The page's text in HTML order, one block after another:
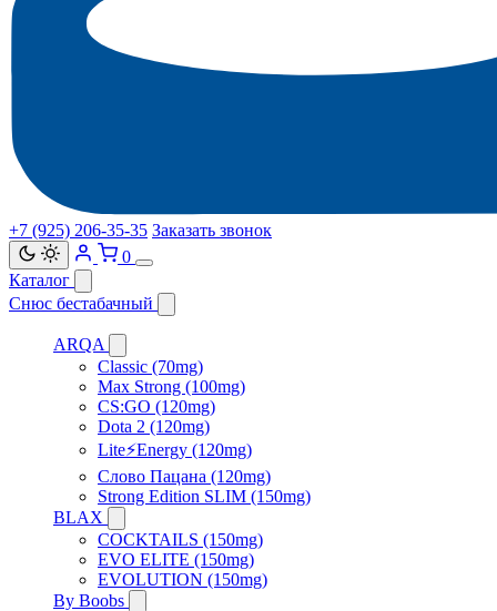
+7 (925) 206‑35‑35 Заказать звонок
0
Каталог
Снюс бестабачный
ARQA
Classic (70mg)
Max Strong (100mg)
CS:GO (120mg)
Dota 2 (120mg)
Lite⚡Energy (120mg)
Слово Пацана (120mg)
Strong Edition SLIM (150mg)
BLAX
COCKTAILS (150mg)
EVO ELITE (150mg)
EVOLUTION (150mg)
By Boobs